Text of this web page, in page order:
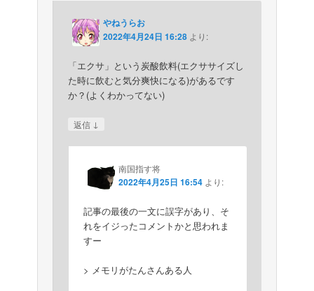
やねうらお
2022年4月24日 16:28 より:
「エクサ」という炭酸飲料(エクササイズし
た時に飲むと気分爽快になる)があるです
か？(よくわかってない)
返信 ↓
南国指す将
2022年4月25日 16:54 より:
記事の最後の一文に誤字があり、そ
れをイジったコメントかと思われま
すー
> メモリがたんさんある人